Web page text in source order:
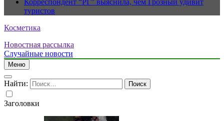
Корреспондент “РГ” выяснила, чем Грозный удивит
туристов
Косметика
Новостная рассылка
Случайные новости
Меню
Найти:
Заголовки